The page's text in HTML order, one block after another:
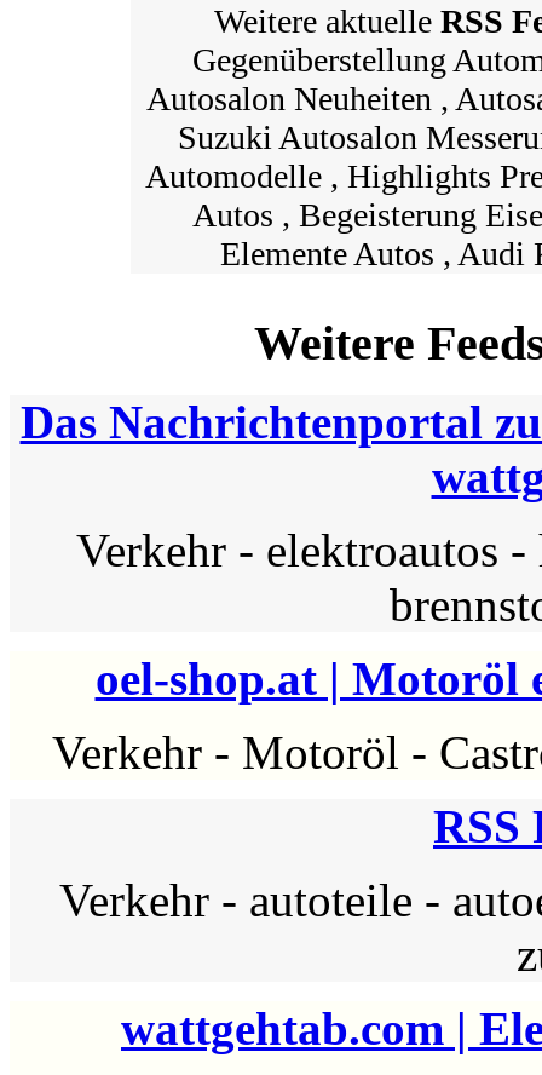
Weitere aktuelle RSS
Gegenüberstellung
Autosalon Neuheiten ,
Suzuki Autosalon
Automodelle , Highlights
Autos , Begeisterung
Elemente Autos , Audi
Weitere
Das Nachrichtenportal
Verkehr - elektroautos -
oel-shop.at | Motoröl
Verkehr - Motoröl -
RSS
Verkehr- autoteile -
wattgehtab.com |